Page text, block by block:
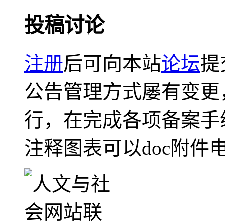
投稿讨论
注册后可向本站论坛提
公告管理方式屡有变
行，在完成各项备案
注释图表可以doc附件